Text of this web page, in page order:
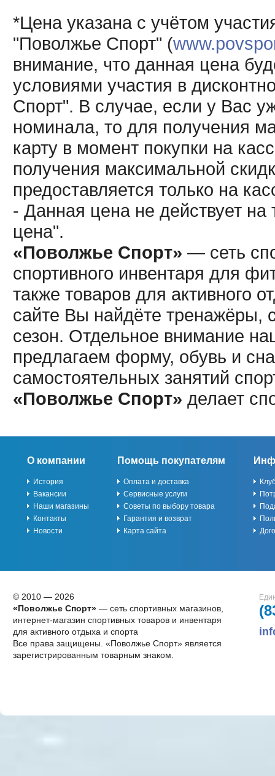
*Цена указана с учётом
"Поволжье Спорт" (
внимание, что данная цена
условиями участия в
Спорт". В случае, если у Вас
номинала, то для получения
карту в момент покупки на
получения максимальной
предоставляется только на
- Данная цена не действует
цена".
«Поволжье Спорт» — сеть
спортивного инвентаря для
также товаров для активного
сайте Вы найдёте тренажёры,
сезон. Отдельное внимание
предлагаем форму, обувь и
самостоятельных занятий
«Поволжье Спорт» делает
О компании
История
Вакансии
Наши магазины
Контакты
Новости
Помощь покупателям
Оплата и доставка
Сервисные услуги
Советы по выбору товара
Гарантия и возврат
Карта сайта
© 2010 — 2026
«Поволжье Спорт»— сеть спортивных магазинов,
интернет-магазин спортивных товаров и инвентаря
для активного отдыха и спорта
Все права защищены. «Поволжье Спорт» является
зарегистрированным товарным знаком.